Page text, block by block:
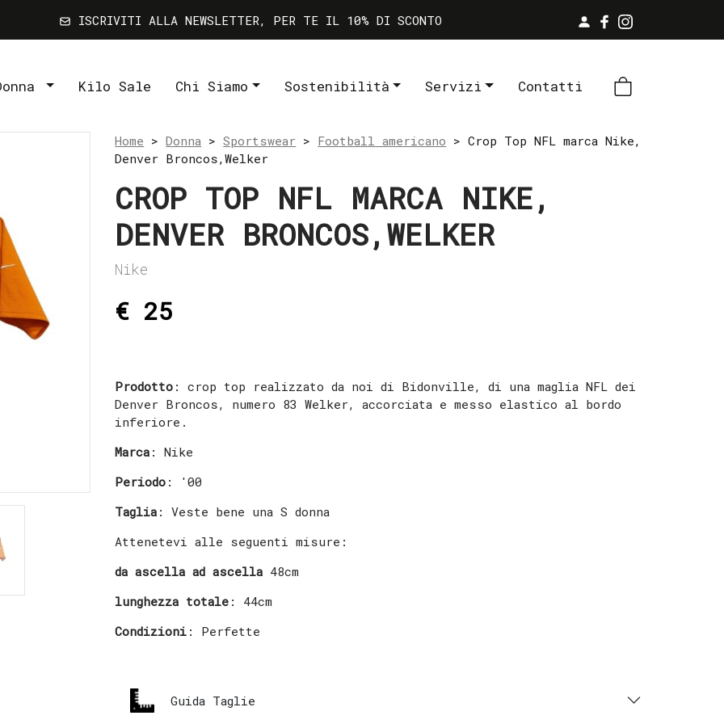
ISCRIVITI ALLA NEWSLETTER, PER TE IL 10% DI SCONTO
Kilo Sale Chi Siamo Sostenibilità Servizi Contatti
Home >Donna >Sportswear > Football americano > Crop Top NFL marca Nike,
Denver Broncos,Welker
CROP TOP NFL MARCA NIKE,
DENVER BRONCOS,WELKER
Nike
€ 25
Prodotto : crop top realizzato da noi di Bidonville, di una maglia NFL dei
Denver Broncos, numero 83 Welker, accorciata e messo elastico al bordo
inferiore.
Marca : Nike
Periodo : '00
Taglia : Veste bene una S donna
Attenetevi alle seguenti misure:
da ascella ad ascella 48cm
lunghezza totale : 44cm
Condizioni : Perfette
Guida Taglie